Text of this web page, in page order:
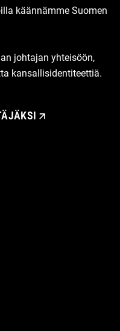
käännämme Suomen
johtajan yhteisöön,
kansallisidentiteettiä.